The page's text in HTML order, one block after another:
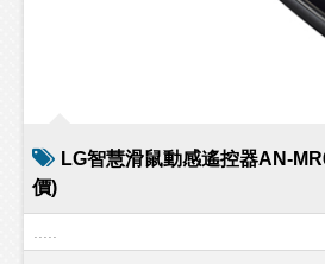
LG智慧滑鼠動感遙控器AN-
價)